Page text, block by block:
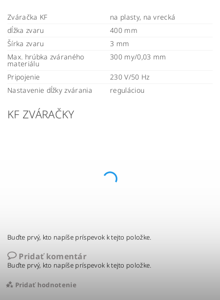
Zváračka KF
na plasty, na vrecká
dĺžka zvaru
400 mm
Šírka zvaru
3 mm
Max. hrúbka zváraného
materiálu
300 my/0,03 mm
Pripojenie
230 V/50 Hz
Nastavenie dĺžky zvárania
reguláciou
KF ZVÁRAČKY
Buďte prvý, kto napíše príspevok k tejto položke.
Pridať komentár
Buďte prvý, kto napíše príspevok k tejto položke.
Pridať hodnotenie